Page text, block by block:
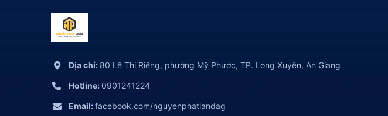
Địa chỉ: 80 Lê Thị Riêng, phường Mỹ Phước, TP. Long Xuyên, An Giang
Hotline: 0901241224
Email:facebook.com/nguyenphatlandag